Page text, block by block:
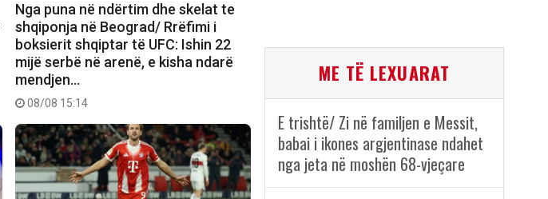
Nga puna në ndërtim dhe skelat te
shqiponja në Beograd/ Rrëfimi i
boksierit shqiptar të UFC: Ishin 22
mijë serbë në arenë, e kisha ndarë
mendjen…
08/08 15:14
ME TË LEXUARAT
E trishtë/ Zi në familjen e Messit,
babai i ikones argjentinase ndahet
nga jeta në moshën 68-vjeçare